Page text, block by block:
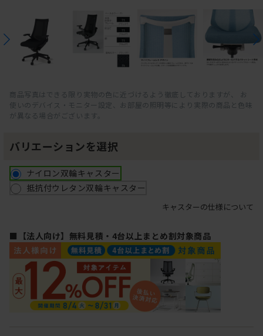
商品写真はできる限り実物の色に近づけるよう徹底しておりますが、 お
使いのデバイス・モニター設定、お部屋の照明等により実際の商品と色味
が異なる場合がございます。
バリエーションを選択
ナイロン双輪キャスター
抵抗付ウレタン双輪キャスター
キャスターの仕様について
■【法人向け】無料見積・4台以上まとめ割対象商品